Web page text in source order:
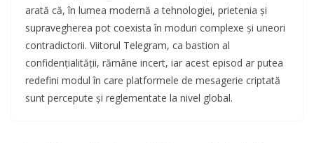
arată că, în lumea modernă a tehnologiei, prietenia și
supravegherea pot coexista în moduri complexe și uneori
contradictorii. Viitorul Telegram, ca bastion al
confidențialității, rămâne incert, iar acest episod ar putea
redefini modul în care platformele de mesagerie criptată
sunt percepute și reglementate la nivel global.